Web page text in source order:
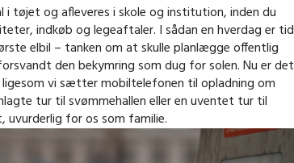
i tøjet og afleveres i skole og institution, inden du
indkøb og legeaftaler. I sådan en hverdag er tid
elbil – tanken om at skulle planlægge offentlig
den bekymring som dug for solen. Nu er det
vi sætter mobiltelefonen til opladning om
tur til svømmehallen eller en uventet tur til
for os som familie.